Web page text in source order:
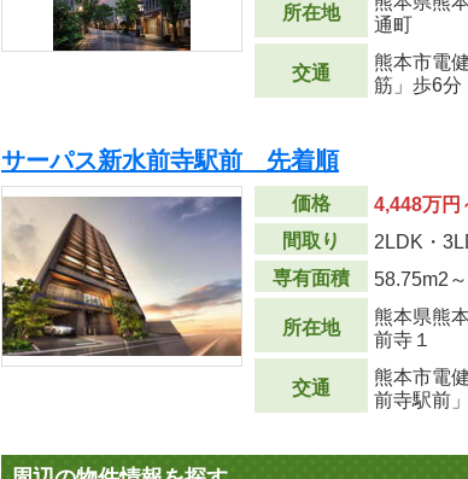
所在地
通町
交通
熊本市電
筋」歩6分
サーパス新水前寺駅前 先着順
価格
4,448万円
間取り
2LDK・
専有面積
58.75m2
所在地
熊本県熊
前寺１
交通
熊本市電
前寺駅前